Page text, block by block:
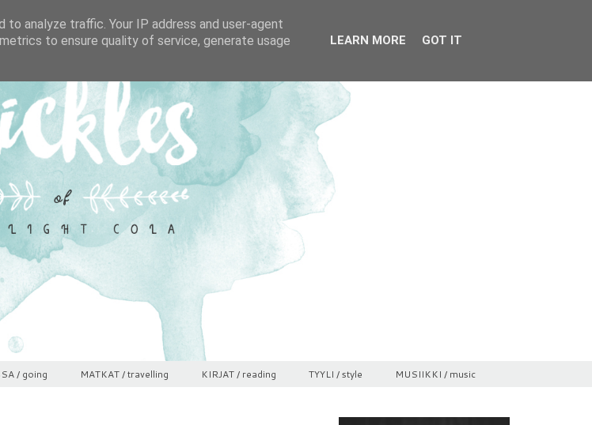
/ going MATKAT / travelling KIRJAT / reading TYYLI / style MUSIIKKI / music
analyze traffic. Your IP address and user-agent
to ensure quality of service, generate usage
LEARN MORE GOT IT